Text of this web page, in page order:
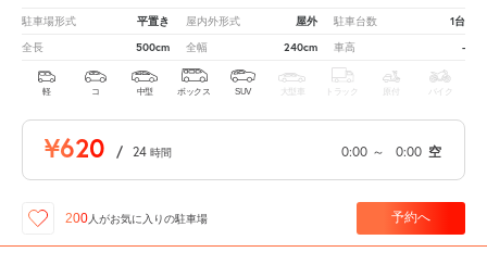
駐車場形式 平置き 屋内外形式 屋外 駐車台数 1台
全長 500cm 全幅 240cm 車高 -
軽 コ 中型 ボックス SUV 大型車 トラック 原付 バイク
¥620 / 24 時間 0:00 ～ 0:00 空
200 人がお気に入りの駐車場 予約へ